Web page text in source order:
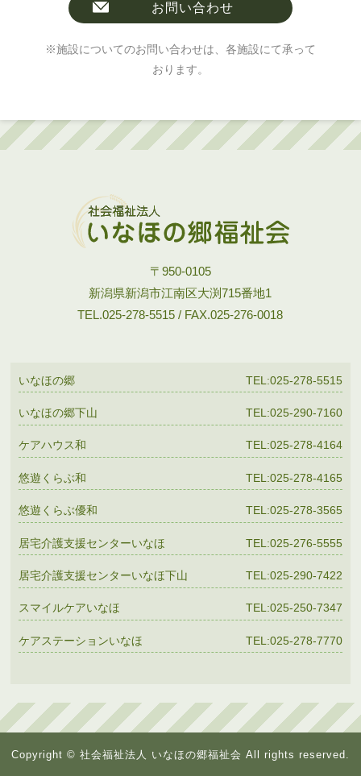
お問い合わせ
※施設についてのお問い合わせは、各施設にて承って
おります。
〒950-0105
新潟県新潟市江南区大渕715番地1
TEL.025-278-5515 / FAX.025-276-0018
いなほの郷 TEL:025-278-5515
いなほの郷下山 TEL:025-290-7160
ケアハウス和 TEL:025-278-4164
悠遊くらぶ和 TEL:025-278-4165
悠遊くらぶ優和 TEL:025-278-3565
居宅介護支援センターいなほ TEL:025-276-5555
居宅介護支援センターいなほ下山 TEL:025-290-7422
スマイルケアいなほ TEL:025-250-7347
ケアステーションいなほ TEL:025-278-7770
Copyright © 社会福祉法人 いなほの郷福祉会 All rights reserved.